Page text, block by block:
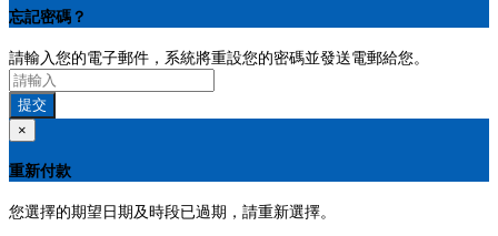
忘記密碼？
請輸入您的電子郵件，系統將重設您的密碼並發送電郵給您。
提交
×
重新付款
您選擇的期望日期及時段已過期，請重新選擇。